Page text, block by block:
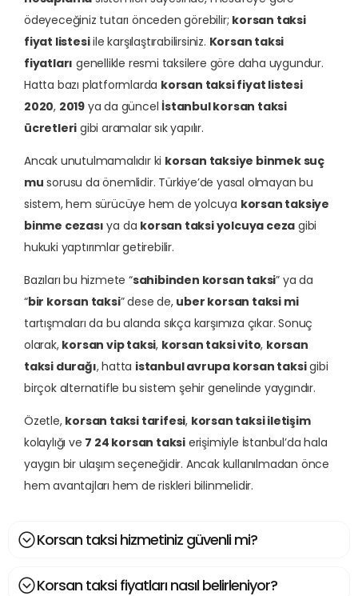
ödeyeceğiniz tutarı önceden görebilir; korsan taksi
fiyat listesiile karşılaştırabilirsiniz. Korsan taksi
fiyatları genellikle resmi taksilere göre daha uygundur.
Hatta bazı platformlarda korsan taksi fiyat listesi
2020, 2019 ya da güncelİstanbul korsan taksi
ücretleri gibi aramalar sık yapılır.
Ancak unutulmamalıdır ki korsan taksiye binmek suç
mu sorusu da önemlidir. Türkiye’de yasal olmayan bu
sistem, hem sürücüye hem de yolcuya korsan taksiye
binme cezası ya da korsan taksi yolcuya ceza gibi
hukuki yaptırımlar getirebilir.
Bazıları bu hizmete “sahibinden korsan taksi” ya da
“bir korsan taksi” dese de, uber korsan taksi mi
tartışmaları da bu alanda sıkça karşımıza çıkar. Sonuç
olarak, korsan vip taksi, korsan taksi vito, korsan
taksi durağı, hatta istanbul avrupa korsan taksigibi
birçok alternatifle bu sistem şehir genelinde yaygındır.
Özetle, korsan taksi tarifesi, korsan taksi iletişim
kolaylığı ve 7 24 korsan taksi erişimiyle İstanbul’da hala
yaygın bir ulaşım seçeneğidir. Ancak kullanılmadan önce
hem avantajları hem de riskleri bilinmelidir.
Korsan taksi hizmetiniz güvenli mi?
Korsan taksi fiyatları nasıl belirleniyor?